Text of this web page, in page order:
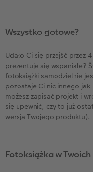
Wszystko gotowe?
Udało Ci się przejść przez
prezentuje się wspaniale?
fotoksiążki samodzielnie
pozostaje Ci nic innego
możesz zapisać projekt i
się upewnić, czy to już
wersja Twojego produktu).
Fotoksiążka w